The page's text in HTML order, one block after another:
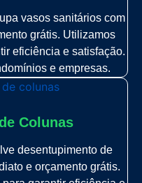
vasos sanitários com
grátis. Utilizamos
eficiência e satisfação.
e empresas.
Colunas
desentupimento de
e orçamento grátis.